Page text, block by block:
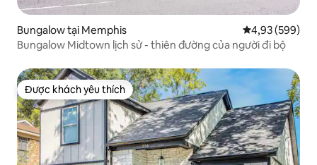
Bungalow tại Memphis Xếp hạng
4,93 (599)
Bungalow Midtown lịch sử - thiên đường của người đi bộ
Được khách yêu thích
Được khách yêu thích